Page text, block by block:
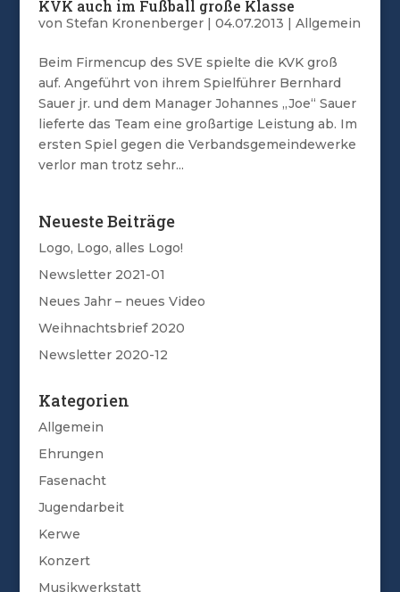
KVK auch im Fußball große Klasse
von Stefan Kronenberger| 04.07.2013 | Allgemein
Beim Firmencup des SVE spielte die KVK groß
auf. Angeführt von ihrem Spielführer Bernhard
Sauer jr. und dem Manager Johannes „Joe“ Sauer
lieferte das Team eine großartige Leistung ab. Im
ersten Spiel gegen die Verbandsgemeindewerke
verlor man trotz sehr...
Neueste Beiträge
Logo, Logo, alles Logo!
Newsletter 2021-01
Neues Jahr – neues Video
Weihnachtsbrief 2020
Newsletter 2020-12
Kategorien
Allgemein
Ehrungen
Fasenacht
Jugendarbeit
Kerwe
Konzert
Musikwerkstatt